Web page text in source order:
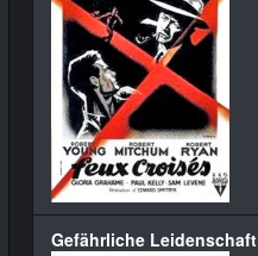
Gefährliche Leidenschaft